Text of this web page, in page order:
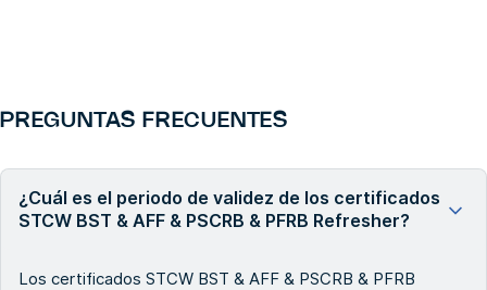
PREGUNTAS FRECUENTES
¿Cuál es el periodo de validez de los certificados
STCW BST & AFF & PSCRB & PFRB Refresher?
Los certificados STCW BST & AFF & PSCRB & PFRB